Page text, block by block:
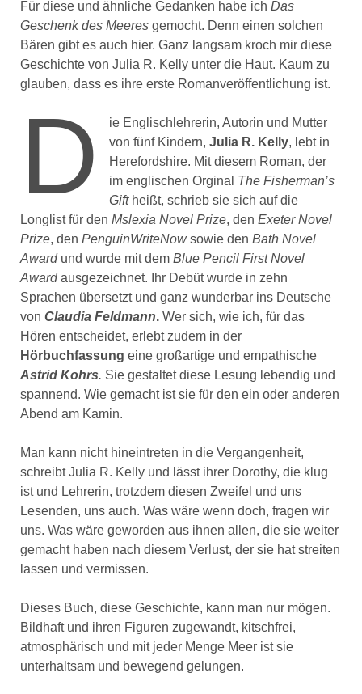
Für diese und ähnliche Gedanken habe ich Das
Geschenk des Meeresgemocht. Denn einen solchen
Bären gibt es auch hier. Ganz langsam kroch mir diese
Geschichte von Julia R. Kelly unter die Haut. Kaum zu
glauben, dass es ihre erste Romanveröffentlichung ist.
D
ie Englischlehrerin, Autorin und Mutter
von fünf Kindern,Julia R. Kelly, lebt in
Herefordshire. Mit diesem Roman, der
im englischen Orginal The Fisherman’s
Giftheißt, schrieb sie sich auf die
Longlist für den Mslexia Novel Prize, den Exeter Novel
Prize, den PenguinWriteNowsowie den Bath Novel
Awardund wurde mit dem Blue Pencil First Novel
Awardausgezeichnet. Ihr Debüt wurde in zehn
Sprachen übersetzt und ganz wunderbar ins Deutsche
von Claudia Feldmann.Wer sich, wie ich, für das
Hören entscheidet, erlebt zudem in der
Hörbuchfassung eine großartige und empathische
Astrid Kohrs. Sie gestaltet diese Lesung lebendig und
spannend. Wie gemacht ist sie für den ein oder anderen
Abend am Kamin.
Man kann nicht hineintreten in die Vergangenheit,
schreibt Julia R. Kelly und lässt ihrer Dorothy, die klug
ist und Lehrerin, trotzdem diesen Zweifel und uns
Lesenden, uns auch. Was wäre wenn doch, fragen wir
uns. Was wäre geworden aus ihnen allen, die sie weiter
gemacht haben nach diesem Verlust, der sie hat streiten
lassen und vermissen.
Dieses Buch, diese Geschichte, kann man nur mögen.
Bildhaft und ihren Figuren zugewandt, kitschfrei,
atmosphärisch und mit jeder Menge Meer ist sie
unterhaltsam und bewegend gelungen.